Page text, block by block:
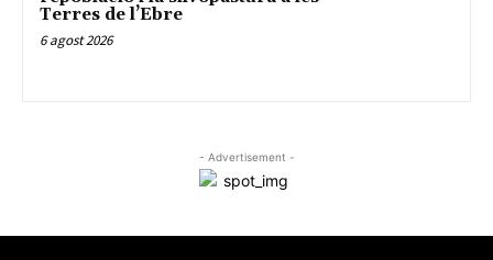
Terres de l’Ebre
6 agost 2026
- Advertisement -